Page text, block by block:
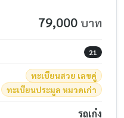
79,000 บาท
21
ทะเบียนสวย เลขคู่
ทะเบียนประมูล หมวดเก่า
รถเก๋ง